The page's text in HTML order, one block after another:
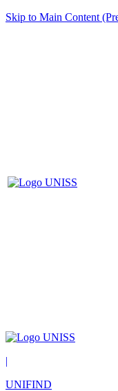
Skip to Main Content
|
UNIFIND